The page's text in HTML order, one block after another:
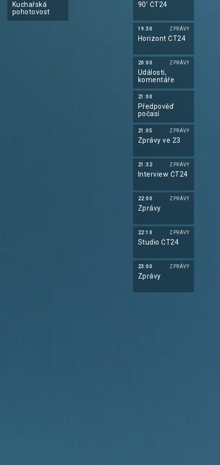
Kuchařská
pohotovost
90’ ČT24
19:30 ZPRÁVY
Horizont ČT24
20:00 ZPRÁVY
Události,
komentáře
21:00
Předpověď
počasí
21:05 ZPRÁVY
Zprávy ve 23
21:32 ZPRÁVY
Interview ČT24
22:00 ZPRÁVY
Zprávy
22:10 ZPRÁVY
Studio ČT24
23:00 ZPRÁVY
Zprávy